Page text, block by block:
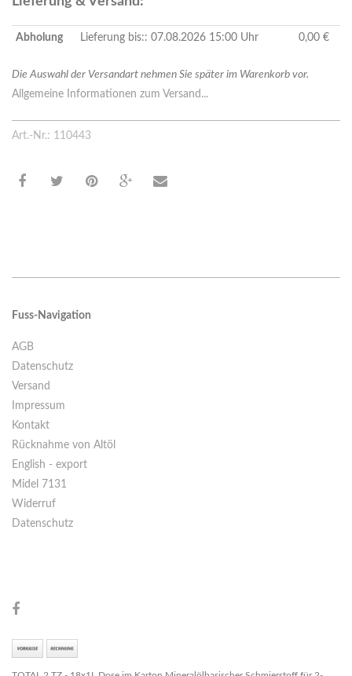
Abholung Lieferung bis:: 07.08.2026 15:00 Uhr 0,00 €
Die Auswahl der Versandart nehmen Sie später im Warenkorb vor.
Allgemeine Informationen zum Versand...
Art.-Nr.: 110443
Fuss-Navigation
AGB
Datenschutz
Versand
Impressum
Kontakt
Rücknahme von Altöl
English - export
Midel 7131
Widerruf
Datenschutz